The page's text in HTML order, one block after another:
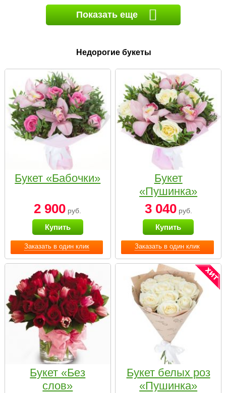
Показать еще
Недорогие букеты
Заказать в один клик
Букет «Бабочки»
2 900 руб.
Купить
Заказать в один клик
Букет
«Пушинка»
3 040руб.
Купить
Букет «Без
слов»
Букет белых роз
«Пушинка»